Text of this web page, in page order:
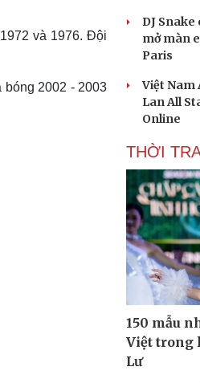
và 1976. Đội
2002 - 2003
DJ
mở màn
Paris
Việt Nam
Lan All
Online
THỜI
150 mẫu
Việt trong
Lư